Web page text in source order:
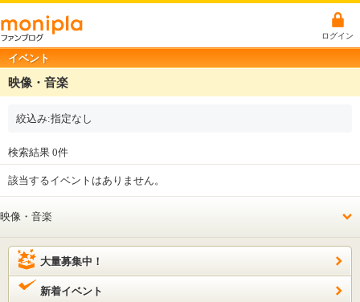
ログイン
イベント
映像・音楽
絞込み:指定なし
検索結果 0件
該当するイベントはありません。
大量募集中！
新着イベント